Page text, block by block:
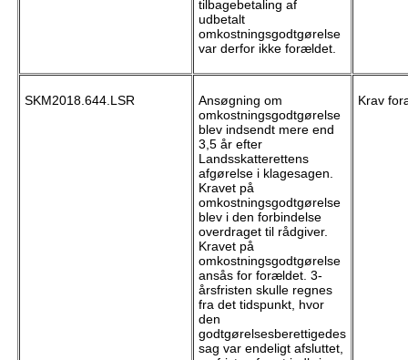
tilbagebetaling af
udbetalt
omkostningsgodtgørelse
var derfor ikke forældet.
SKM2018.644.LSR
Ansøgning om
omkostningsgodtgørelse
blev indsendt mere end
3,5 år efter
Landsskatterettens
afgørelse i klagesagen.
Kravet på
omkostningsgodtgørelse
blev i den forbindelse
overdraget til rådgiver.
Kravet på
omkostningsgodtgørelse
ansås for forældet. 3-
årsfristen skulle regnes
fra det tidspunkt, hvor
den
godtgørelsesberettigedes
sag var endeligt afsluttet,
Krav